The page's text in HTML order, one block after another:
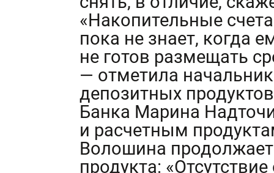
«Накопительные
пока не знает, когда
не готов размещать
— отметила
депозитных
Банка Марина
и расчетным
Волошина
продукта: